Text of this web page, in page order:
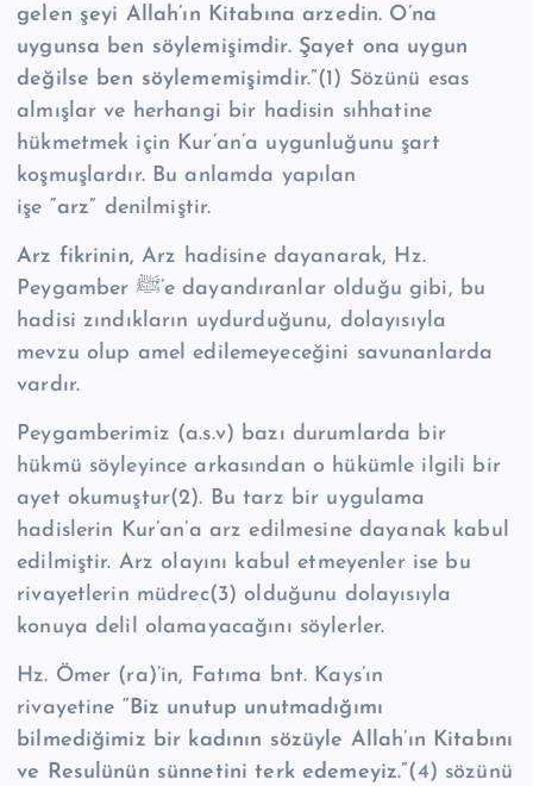
gelen şeyi Allah’ın Kitabına arzedin. O’na
uygunsa ben söylemişimdir. Şayet ona uygun
değilse ben söylememişimdir.”(1) Sözünü esas
almışlar ve herhangi bir hadisin sıhhatine
hükmetmek için Kur’an’a uygunluğunu şart
koşmuşlardır. Bu anlamda yapılan
işe “arz” denilmiştir.
Arz fikrinin, Arz hadisine dayanarak, Hz.
Peygamber ﷺ’e dayandıranlar olduğu gibi, bu
hadisi zındıkların uydurduğunu, dolayısıyla
mevzu olup amel edilemeyeceğini savunanlarda
vardır.
Peygamberimiz (a.s.v) bazı durumlarda bir
hükmü söyleyince arkasından o hükümle ilgili bir
ayet okumuştur(2). Bu tarz bir uygulama
hadislerin Kur’an’a arz edilmesine dayanak kabul
edilmiştir. Arz olayını kabul etmeyenler ise bu
rivayetlerin müdrec(3) olduğunu dolayısıyla
konuya delil olamayacağını söylerler.
Hz. Ömer (ra)’in, Fatıma bnt. Kays’ın
rivayetine “Biz unutup unutmadığımı
bilmediğimiz bir kadının sözüyle Allah’ın Kitabını
ve Resulünün sünnetini terk edemeyiz.”(4) sözünü